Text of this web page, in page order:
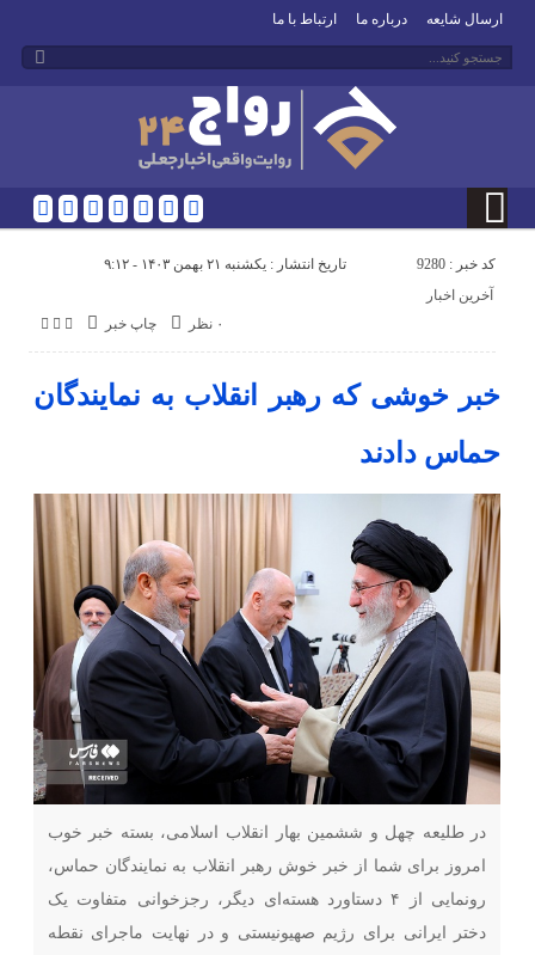
ارسال شایعه درباره ما ارتباط با ما
کد خبر : 9280 تاریخ انتشار : یکشنبه ۲۱ بهمن ۱۴۰۳ - ۹:۱۲
چاپ خبر ۰ نظر
آخرین اخبار
خبر خوشی که رهبر انقلاب به نمایندگان
حماس دادند
در طلیعه چهل و ششمین بهار انقلاب اسلامی، بسته خبر خوب
امروز برای شما از خبر خوش رهبر انقلاب به نمایندگان حماس،
رونمایی از ۴ دستاورد هسته‌ای دیگر، رجزخوانی متفاوت یک
دختر ایرانی برای رژیم صهیونیستی و در نهایت ماجرای نقطه